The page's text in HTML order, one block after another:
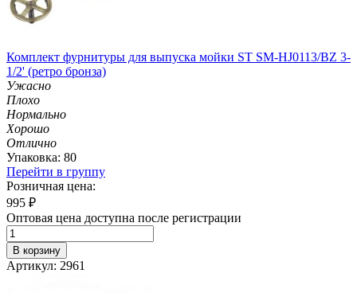
Комплект фурнитуры для выпуска мойки ST SM-HJ0113/BZ 3-
1/2' (ретро бронза)
Ужасно
Плохо
Нормально
Хорошо
Отлично
Упаковка: 80
Перейти в группу
Розничная цена:
995 ₽
Оптовая цена доступна после регистрации
В корзину
Артикул: 2961